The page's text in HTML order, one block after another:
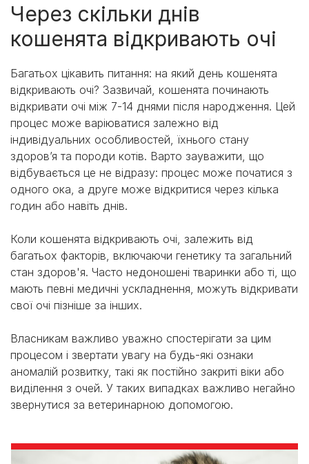
Через скільки днів
кошенята відкривають очі
Багатьох цікавить питання: на який день кошенята
відкривають очі? Зазвичай, кошенята починають
відкривати очі між 7-14 днями після народження. Цей
процес може варіюватися залежно від
індивідуальних особливостей, їхнього стану
здоров’я та породи котів. Варто зауважити, що
відбувається це не відразу: процес може початися з
одного ока, а друге може відкритися через кілька
годин або навіть днів.
Коли кошенята відкривають очі, залежить від
багатьох факторів, включаючи генетику та загальний
стан здоров'я. Часто недоношені тваринки або ті, що
мають певні медичні ускладнення, можуть відкривати
свої очі пізніше за інших.
Власникам важливо уважно спостерігати за цим
процесом і звертати увагу на будь-які ознаки
аномалій розвитку, такі як постійно закриті віки або
виділення з очей. У таких випадках важливо негайно
звернутися за ветеринарною допомогою.